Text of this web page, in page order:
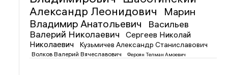
Александр Леонидович
Марин
Владимир Анатольевич
Васильев
Валерий Николаевич
Сергеев Николай
Николаевич
Кузьмичев Александр Станиславович
Волков Валерий Вячеславович Фероян Телман Амоевич